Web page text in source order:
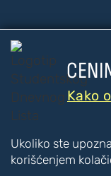
Kako
Ukoliko ste
korišćenjem

???
Veći tekst
Manji tekst